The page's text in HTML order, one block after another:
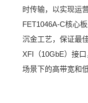
时传输，以实现运
FET1046A-C核心
沉金工艺，保证最
XFI（10GbE）接
场景下的高带宽和